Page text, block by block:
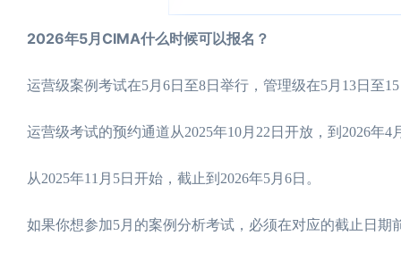
2026年5月CIMA什么时候可以报名？
运营级案例考试在5月6日至8日举行，管理级在5月13日至
运营级考试的预约通道从2025年10月22日开放，到2026年
从2025年11月5日开始，截止到2026年5月6日。
如果你想参加5月的案例分析考试，必须在对应的截止日